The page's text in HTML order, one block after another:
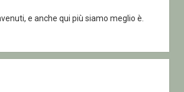
e anche qui più siamo meglio è.